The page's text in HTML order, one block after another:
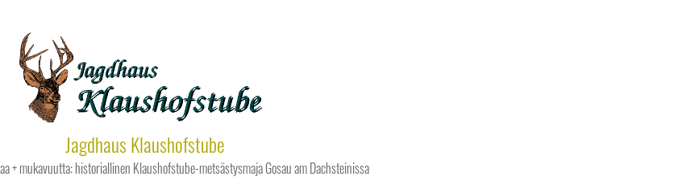
Jagdhaus Klaushofstube
+ mukavuutta: historiallinen Klaushofstube-metsästysmaja Gosau am Dachsteinissa